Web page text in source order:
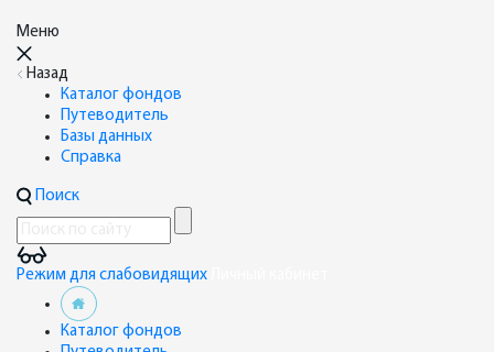
Меню
Назад
Каталог фондов
Путеводитель
Базы данных
Справка
Поиск
Режим для слабовидящих
Каталог фондов